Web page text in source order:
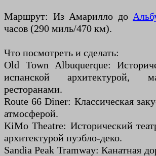
Маршрут: Из Амарилло до
часов (290 миль/470 км).
Что посмотреть и сделать:
Old Town Albuquerque:
испанской архитектурой,
ресторанами.
Route 66 Diner: Классическая
атмосферой.
KiMo Theatre: Исторический
архитектурой пуэбло-деко.
Sandia Peak Tramway: Канатная